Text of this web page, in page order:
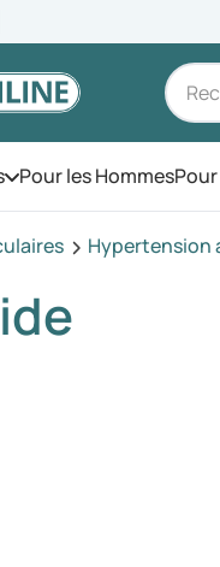
Ouvrez le menu
Pour les Hommes
Hypertension